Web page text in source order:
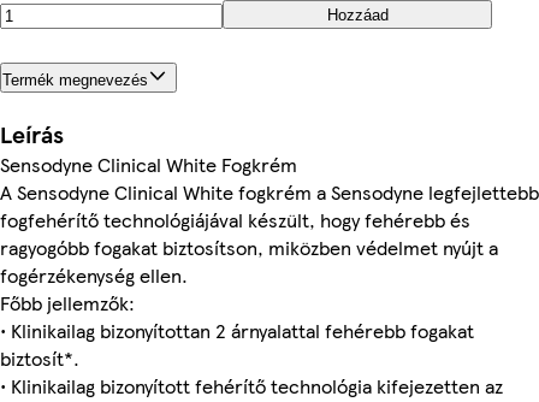
Hozzáad
Termék megnevezés
Leírás
Sensodyne Clinical White Fogkrém
A Sensodyne Clinical White fogkrém a Sensodyne legfejlettebb
fogfehérítő technológiájával készült, hogy fehérebb és
ragyogóbb fogakat biztosítson, miközben védelmet nyújt a
fogérzékenység ellen.
Főbb jellemzők:
• Klinikailag bizonyítottan 2 árnyalattal fehérebb fogakat
biztosít*.
• Klinikailag bizonyított fehérítő technológia kifejezetten az